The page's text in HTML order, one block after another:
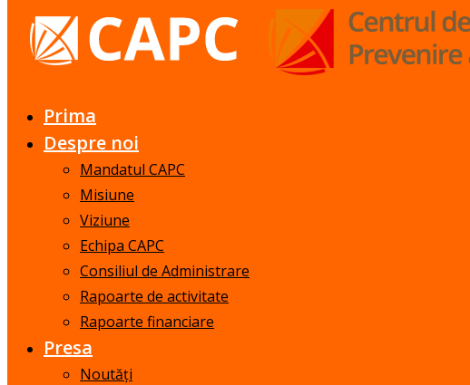
Prima
Despre noi
Mandatul CAPC
Misiune
Viziune
Echipa CAPC
Consiliul de Administrare
Rapoarte de activitate
Rapoarte financiare
Presa
Noutăți